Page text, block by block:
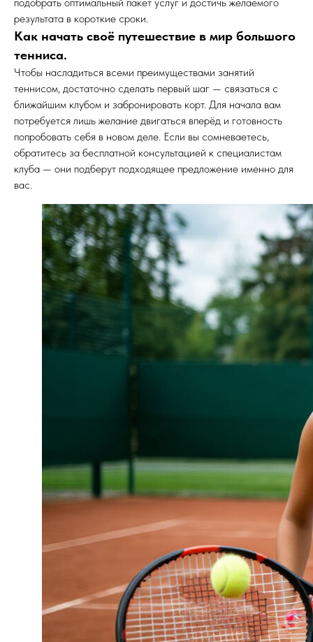
результата в короткие сроки.
Как начать своё путешествие в мир большого
тенниса.
Чтобы насладиться всеми преимуществами занятий
теннисом, достаточно сделать первый шаг — связаться с
ближайшим клубом и забронировать корт. Для начала вам
потребуется лишь желание двигаться вперёд и готовность
попробовать себя в новом деле. Если вы сомневаетесь,
обратитесь за бесплатной консультацией к специалистам
клуба — они подберут подходящее предложение именно для
вас.